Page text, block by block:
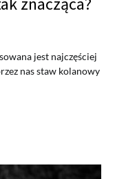
jest najczęściej
nas staw kolanowy